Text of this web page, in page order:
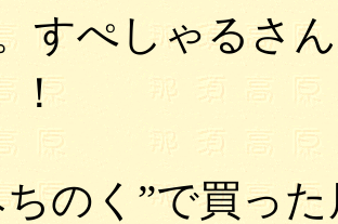
すぺしゃるさ
！
ちのく”で買っ